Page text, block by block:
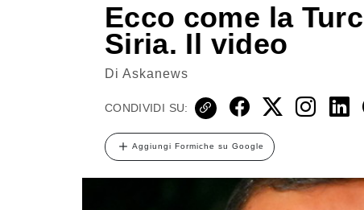
Ecco come la
Siria. Il video
Di Askanews
CONDIVIDI SU:
Aggiungi Formiche su Google